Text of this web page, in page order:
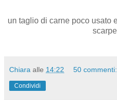
un taglio di carne poco usato
Chiara alle 14:22 50 commenti:
Condividi